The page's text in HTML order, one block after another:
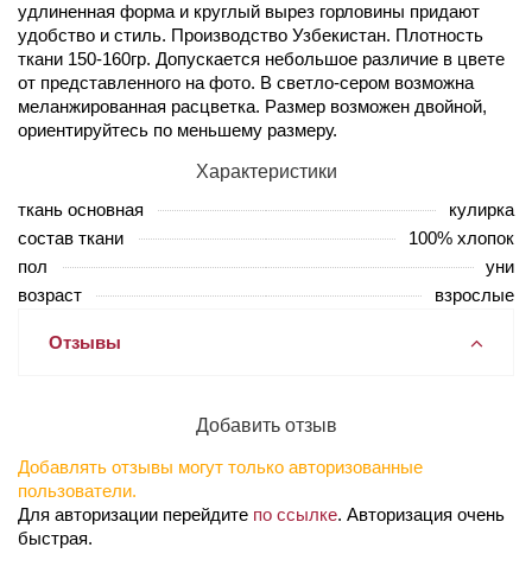
удлиненная форма и круглый вырез горловины придают
удобство и стиль. Производство Узбекистан. Плотность
ткани 150-160гр. Допускается небольшое различие в цвете
от представленного на фото. В светло-сером возможна
меланжированная расцветка. Размер возможен двойной,
ориентируйтесь по меньшему размеру.
Характеристики
ткань основная
кулирка
состав ткани
100% хлопок
пол
уни
возраст
взрослые
Отзывы
Добавить отзыв
Добавлять отзывы могут только авторизованные
пользователи.
Для авторизации перейдите по ссылке. Авторизация очень
быстрая.